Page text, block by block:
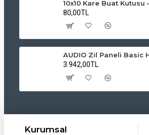
80,00TL
3.942,00TL
Kurumsal